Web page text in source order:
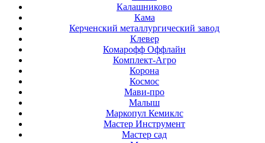
Калашниково
Кама
Керченский металлургический завод
Клевер
Комарофф Оффлайн
Комплект-Агро
Корона
Космос
Мави-про
Малыш
Маркопул Кемиклс
Мастер Инструмент
Мастер сад